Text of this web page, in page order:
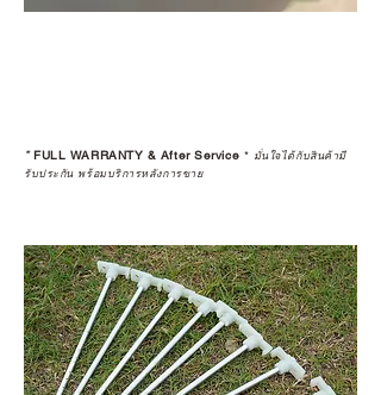
*FULL WARRANTY & After Service * มั่นใจได้กับสินค้ามี
รับประกัน พร้อมบริการหลังการขาย